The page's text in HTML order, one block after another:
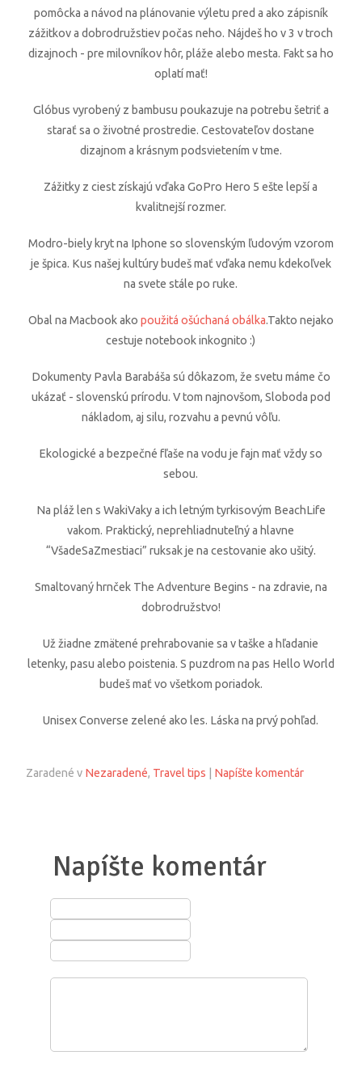
pomôcka a návod na plánovanie výletu pred a ako zápisník
zážitkov a dobrodružstiev počas neho. Nájdeš ho v 3 v troch
dizajnoch - pre milovníkov hôr, pláže alebo mesta. Fakt sa ho
oplatí mať!
Glóbus vyrobený z bambusu poukazuje na potrebu šetriť a
starať sa o životné prostredie. Cestovateľov dostane
dizajnom a krásnym podsvietením v tme.
Zážitky z ciest získajú vďaka GoPro Hero 5 ešte lepší a
kvalitnejší rozmer.
Modro-biely kryt na Iphone so slovenským ľudovým vzorom
je špica. Kus našej kultúry budeš mať vďaka nemu kdekoľvek
na svete stále po ruke.
Obal na Macbook ako použitá ošúchaná obálka.Takto nejako
cestuje notebook inkognito :)
Dokumenty Pavla Barabáša sú dôkazom, že svetu máme čo
ukázať - slovenskú prírodu. V tom najnovšom, Sloboda pod
nákladom, aj silu, rozvahu a pevnú vôľu.
Ekologické a bezpečné fľaše na vodu je fajn mať vždy so
sebou.
Na pláž len s WakiVaky a ich letným tyrkisovým BeachLife
vakom. Praktický, neprehliadnuteľný a hlavne
“VšadeSaZmestiaci” ruksak je na cestovanie ako ušitý.
Smaltovaný hrnček The Adventure Begins - na zdravie, na
dobrodružstvo!
Už žiadne zmätené prehrabovanie sa v taške a hľadanie
letenky, pasu alebo poistenia. S puzdrom na pas Hello World
budeš mať vo všetkom poriadok.
Unisex Converse zelené ako les. Láska na prvý pohľad.
Zaradené v Nezaradené, Travel tips | Napíšte komentár
Napíšte komentár